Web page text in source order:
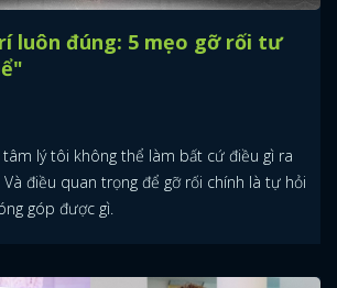
luôn đúng: 5 mẹo gỡ rối tư
lý tôi không thể làm bất cứ điều gì ra
điều quan trọng để gỡ rối chính là tự hỏi
góp được gì.